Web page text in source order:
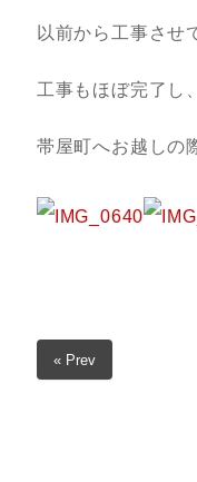
以前から工事させ
工事もほぼ完了し
帯屋町へお越しの
« Prev